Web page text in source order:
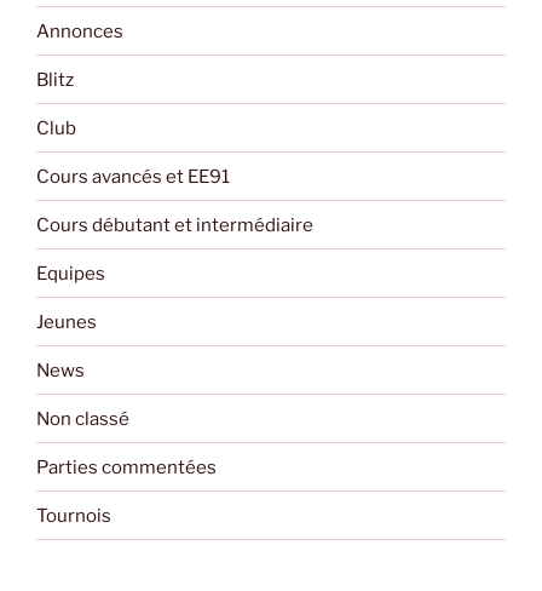
Annonces
Blitz
Club
Cours avancés et EE91
Cours débutant et intermédiaire
Equipes
Jeunes
News
Non classé
Parties commentées
Tournois